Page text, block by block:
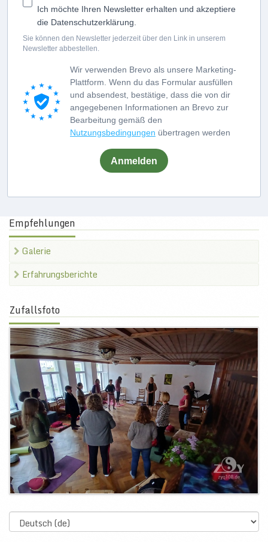
Ich möchte Ihren Newsletter erhalten und akzeptiere
die Datenschutzerklärung.
Sie können den Newsletter jederzeit über den Link in unserem
Newsletter abbestellen.
Wir verwenden Brevo als unsere Marketing-
Plattform. Wenn du das Formular ausfüllen
und absendest, bestätige, dass die von dir
angegebenen Informationen an Brevo zur
Bearbeitung gemäß den
Nutzungsbedingungen übertragen werden
Anmelden
Empfehlungen
Galerie
Erfahrungsberichte
Zufallsfoto
Select
language